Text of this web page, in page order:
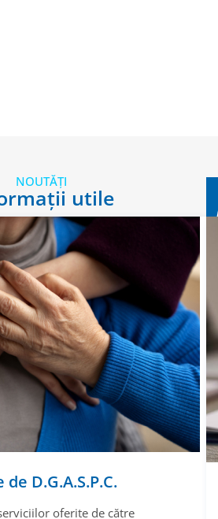
NOUTĂȚI
utile
D.G.A.S.P.C.
oferite de către